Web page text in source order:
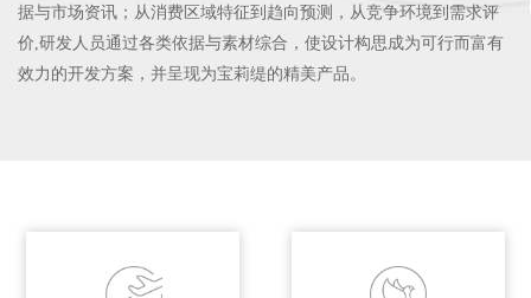
据与市场资讯；从消费区域特征到趋向预测，从竞争环境到需求评
价,研发人员通过各类依据与素材综合，使设计构思成为可行而富有
效力的开发方案，并呈现为宝莉缇的精美产品。